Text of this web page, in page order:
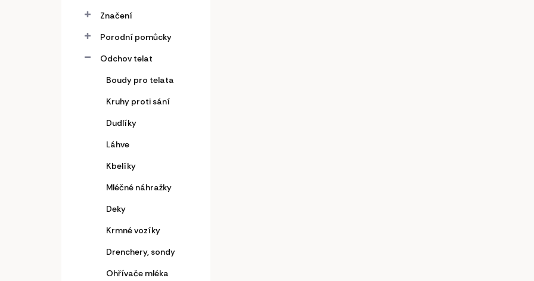
Značení
Porodní pomůcky
Odchov telat
Boudy pro telata
Kruhy proti sání
Dudlíky
Láhve
Kbelíky
Mléčné náhražky
Deky
Krmné vozíky
Drenchery, sondy
Ohřívače mléka